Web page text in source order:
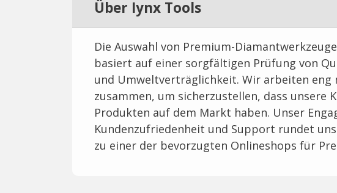
Über Iynx Tools
Die Auswahl von Premium-
basiert auf einer sorgfältigen Prüfung von
und Umweltverträglichkeit. Wir arbeiten
zusammen, um sicherzustellen, dass unsere
Produkten auf dem Markt haben. Unser
Kundenzufriedenheit und Support rundet
zu einer der bevorzugten Onlineshops für